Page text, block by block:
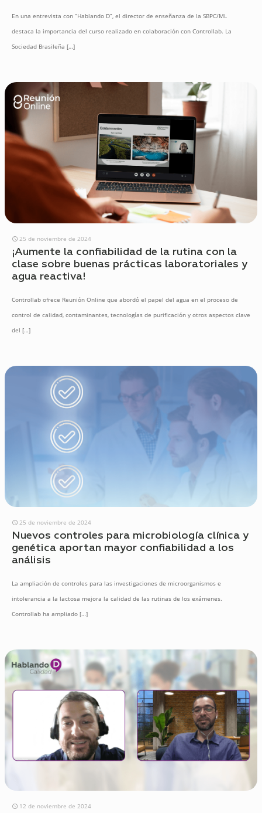
En una entrevista con “Hablando D”, el director de enseñanza de la SBPC/ML
destaca la importancia del curso realizado en colaboración con Controllab. La
Sociedad Brasileña […]
25 de noviembre de 2024
¡Aumente la confiabilidad de la rutina con la
clase sobre buenas prácticas laboratoriales y
agua reactiva!
Controllab ofrece Reunión Online que abordó el papel del agua en el proceso de
control de calidad, contaminantes, tecnologías de purificación y otros aspectos clave
del […]
25 de noviembre de 2024
Nuevos controles para microbiología clínica y
genética aportan mayor confiabilidad a los
análisis
La ampliación de controles para las investigaciones de microorganismos e
intolerancia a la lactosa mejora la calidad de las rutinas de los exámenes.
Controllab ha ampliado […]
12 de noviembre de 2024